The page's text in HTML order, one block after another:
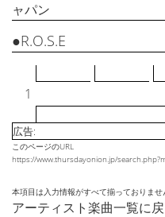
ャパン
1
●R.O.S.E
広告:
このページのURL
https://www.thursdayonion.jp/
本項目は入力情報がすべて揃っておりませ
アーティスト楽曲一覧に